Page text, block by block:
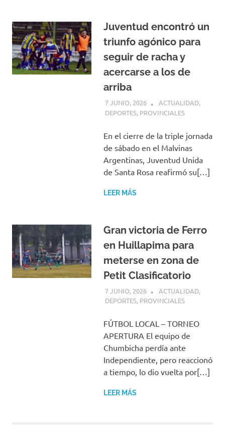
Juventud encontró un
triunfo agónico para
seguir de racha y
acercarse a los de
arriba
7 JUNIO, 2026 H P
ACTUALIDAD,
DEPORTES, PROVINCIALES
En el cierre de la triple jornada
de sábado en el Malvinas
Argentinas, Juventud Unida
de Santa Rosa reafirmó su[…]
LEER MÁS
Gran victoria de Ferro
en Huillapima para
meterse en zona de
Petit Clasificatorio
7 JUNIO, 2026 H P
ACTUALIDAD,
DEPORTES, PROVINCIALES
FÚTBOL LOCAL – TORNEO
APERTURA El equipo de
Chumbicha perdía ante
Independiente, pero reaccionó
a tiempo, lo dio vuelta por[…]
LEER MÁS